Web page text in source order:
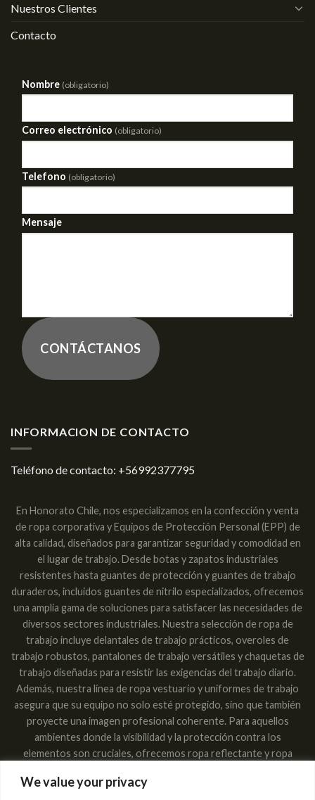
We value your privacy
Nuestros Clientes
Contacto
Nombre (obligatorio)
Correo electrónico (obligatorio)
Telefono (obligatorio)
Mensaje
CONTÁCTANOS
INFORMACION DE CONTACTO
Teléfono de contacto: +56992377795
En Honorato Chile, nos especializamos en la confección y venta
de ropa corporativa y Equipos de Protección Personal (EPP) de
alta calidad, diseñados para garantizar seguridad y comodidad en
el lugar de trabajo. Desde botas y zapatos industriales
resistentes hasta guantes de protección y guantes de trabajo
duraderos, incluidos guantes de nitrilo especializados, ofrecemos
una amplia gama de soluciones para satisfacer las necesidades de
diversos sectores industriales. Nuestra selección de ropa de
trabajo incluye delantales de trabajo prácticos, overoles de
trabajo robustos, pantalones de trabajo versátiles y chaquetas de
trabajo diseñadas para resistir las exigencias del trabajo diario.
Además, nuestra línea de ropa vestuario y uniformes de trabajo
asegura que su equipo no solo esté protegido, sino que también
proyecte una imagen profesional coherente. Para aquellos
ambientes donde la visibilidad y la protección contra los
elementos son cruciales, ofrecemos ropa reflectante y ropa
estén secos en cualquier condición. Las máscaras respiratorias,